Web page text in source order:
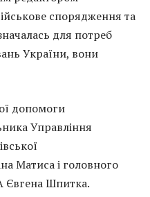
спорядження та
для потреб
України, вони
допомоги
Управління
Матиса і головного
Євгена Шпитка.